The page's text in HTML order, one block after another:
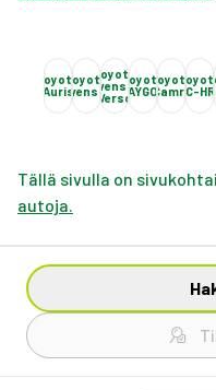
Toyota
Auris
Toyota
Avensis
Toyota
Avensis
Verso
Toyota
AYGO
Toyota
CamryC-HR
Tällä sivulla on
autoja.